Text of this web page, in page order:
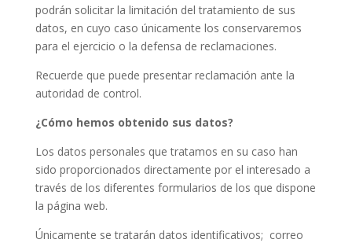
podrán solicitar la limitación del tratamiento de sus
datos, en cuyo caso únicamente los conservaremos
para el ejercicio o la defensa de reclamaciones.
Recuerde que puede presentar reclamación ante la
autoridad de control.
¿Cómo hemos obtenido sus datos?
Los datos personales que tratamos en su caso han
sido proporcionados directamente por el interesado a
través de los diferentes formularios de los que dispone
la página web.
Únicamente se tratarán datos identificativos; correo